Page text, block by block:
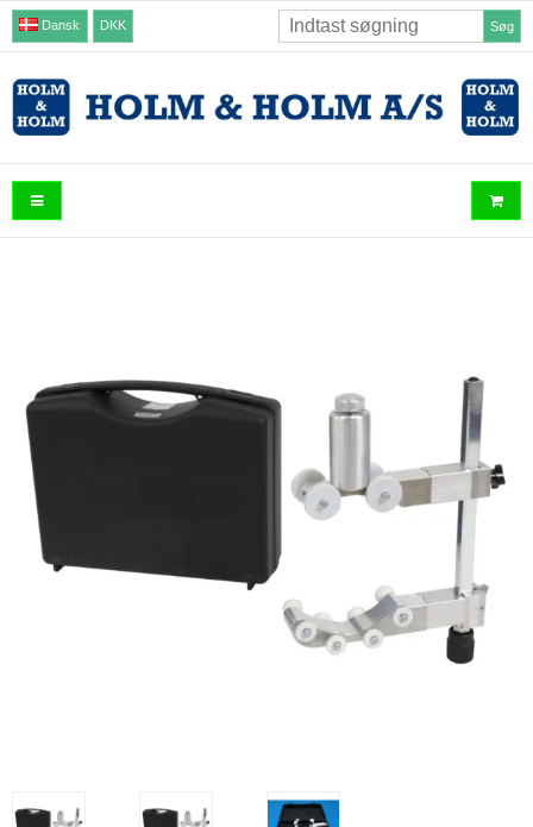
Dansk DKK Søg